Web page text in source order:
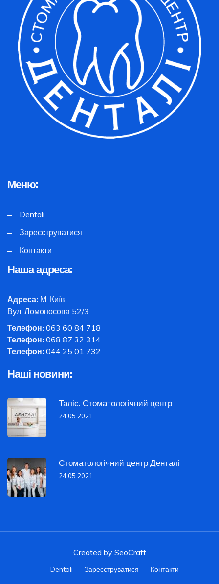
Меню:
Dentali
Зареєструватися
Контакти
Наша адреса:
Адреса: М. Київ
Вул. Ломоносова 52/3
Телефон: 063 60 84 718
Телефон: 068 87 32 314
Телефон: 044 25 01 732
Наші новини:
Таліс. Стоматологічний центр
24.05.2021
Стоматологічний центр Денталі
24.05.2021
Created by SeoCraft
Dentali Зареєструватися Контакти